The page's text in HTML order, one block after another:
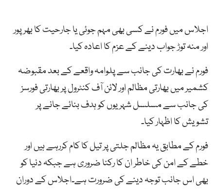
اجلاس میں فورم نے کسی بھی مہم جوئی یا جارحیت کا بھرپور
اور منہ توڑ جواب دینے کے عزم کا اعادہ کیا۔
فورم نے بھارت کی جانب سے پلوامہ واقعے کے بعد مقبوضہ
کشمیر میں بھارتی مظالم اور لائن آف کنٹرول پر بھارتی فورسز
کی جانب سے مسلسل شہریوں کو ہدف بنائے جانے پر
تشویش کا اظہار کیا۔
فورم کے مطابق یہ مظالم جلتی پر تیل کا کام کررہے ہیں اور
خطے کے امن کی خاطر ان کا رکنا ضروری ہے جبکہ دنیا کو
بھی اس جانب توجہ دینے کی ضرورت ہے۔اجلاس کے دوران